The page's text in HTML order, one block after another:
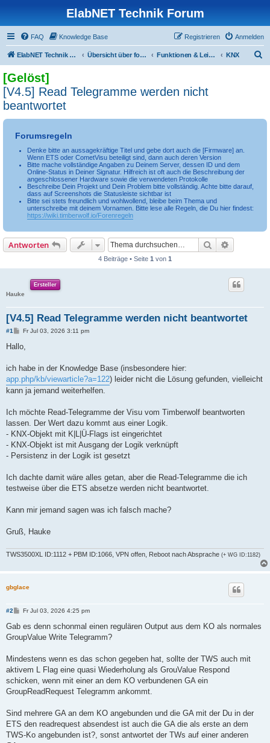
ElabNET Technik Forum
FAQ Knowledge Base Anmelden
Registrieren
ElabNET Technik Forum Übersicht über forum.timberwolf.io Funktionen & Leistungsmerkmale KNX
[Gelöst]
[V4.5] Read Telegramme werden nicht
beantwortet
Forumsregeln
Denke bitte an aussagekräftige Titel und gebe dort auch die [Firmware] an.
Wenn ETS oder CometVisu beteiligt sind, dann auch deren Version
Bitte mache vollständige Angaben zu Deinem Server, dessen ID und dem
Online-Status in Deiner Signatur. Hilfreich ist oft auch die Beschreibung der
angeschlossener Hardware sowie die verwendeten Protokolle
Beschreibe Dein Projekt und Dein Problem bitte vollständig. Achte bitte darauf,
dass auf Screenshots die Statusleiste sichtbar ist
Bitte sei stets freundlich und wohlwollend, bleibe beim Thema und
unterschreibe mit deinem Vornamen. Bitte lese alle Regeln, die Du hier findest:
https://wiki.timberwolf.io/Forenregeln
Antworten Suche
4 Beiträge • Seite 1 von 1
Ersteller
Hauke
[V4.5] Read Telegramme werden nicht beantwortet
#1
B
i
a
Fr Jul 03, 2026 3:11 pm
Hallo,
ich habe in der Knowledge Base (insbesondere hier:
app.php/kb/viewarticle?a=122) leider nicht die Lösung gefunden, vielleicht
kann ja jemand weiterhelfen.
Ich möchte Read-Telegramme der Visu vom Timberwolf beantworten
lassen. Der Wert dazu kommt aus einer Logik.
- KNX-Objekt mit K|L|Ü-Flags ist eingerichtet
- KNX-Objekt ist mit Ausgang der Logik verknüpft
- Persistenz in der Logik ist gesetzt
Ich dachte damit wäre alles getan, aber die Read-Telegramme die ich
testweise über die ETS absetze werden nicht beantwortet.
Kann mir jemand sagen was ich falsch mache?
Gruß, Hauke
TWS3500XL ID:1112 + PBM ID:1066, VPN offen, Reboot nach Absprache (+ WG ID:1182)
gbglace
#2
B
i
r
Fr Jul 03, 2026 4:25 pm
Gab es denn schonmal einen regulären Output aus dem KO als normales
GroupValue Write Telegramm?
Mindestens wenn es das schon gegeben hat, sollte der TWS auch mit
aktivem L Flag eine quasi Wiederholung als GrouValue Respond
schicken, wenn mit einer an dem KO verbundenen GA ein
GroupReadRequest Telegramm ankommt.
Sind mehrere GA an dem KO angebunden und die GA mit der Du in der
ETS den readrequest absendest ist auch die GA die als erste an dem
TWS-Ko angebunden ist?, sonst antwortet der TWs auf einer anderen